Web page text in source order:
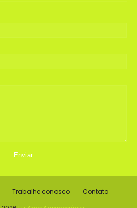
Trabalhe conosco
Contato